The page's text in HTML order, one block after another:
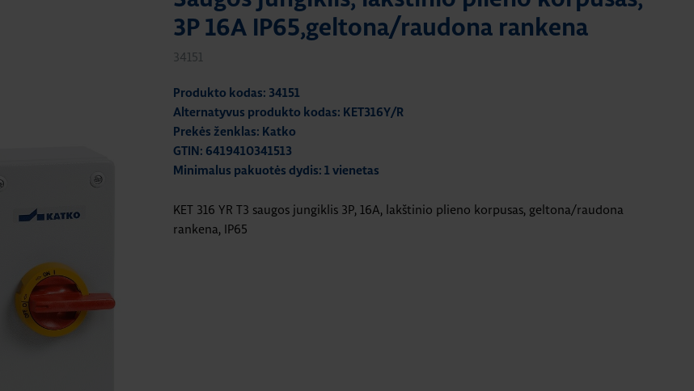
3P 16A IP65,geltona/raudona rankena
34151
Produkto kodas: 34151
Alternatyvus produkto kodas: KET316Y/R
Prekės ženklas: Katko
GTIN: 6419410341513
Minimalus pakuotės dydis: 1 vienetas
KET 316 YR T3 saugos jungiklis 3P, 16A, lakštinio plieno korpusas, geltona/raudona
rankena, IP65